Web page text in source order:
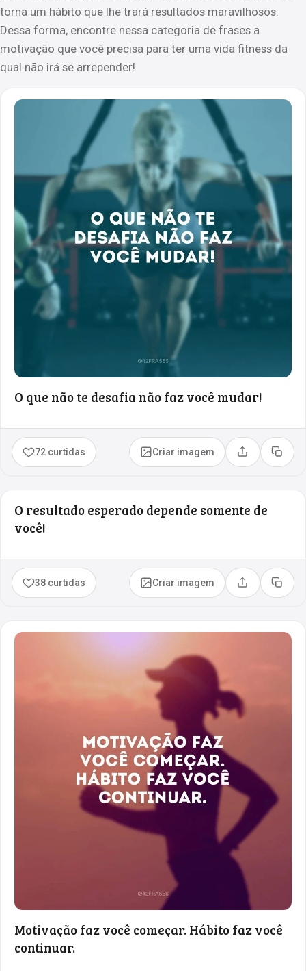
torna um hábito que lhe trará resultados maravilhosos.
Dessa forma, encontre nessa categoria de frases a
motivação que você precisa para ter uma vida fitness da
qual não irá se arrepender!
O que não te desafia não faz você mudar!
72 curtidas Criar imagem Compartilhar
Copiar
O resultado esperado depende somente de
você!
38 curtidas Criar imagem Compartilhar
Copiar
Motivação faz você começar. Hábito faz você
continuar.